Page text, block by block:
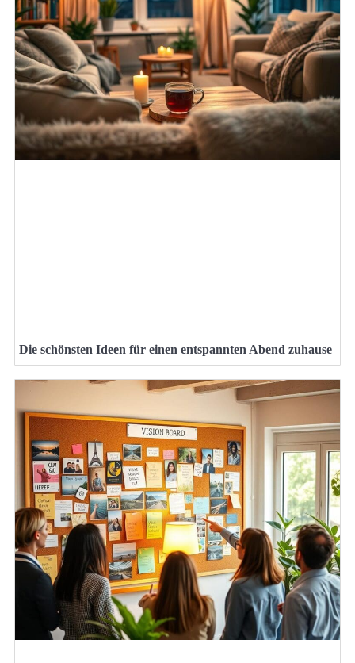
Die schönsten Ideen für einen entspannten Abend zuhause